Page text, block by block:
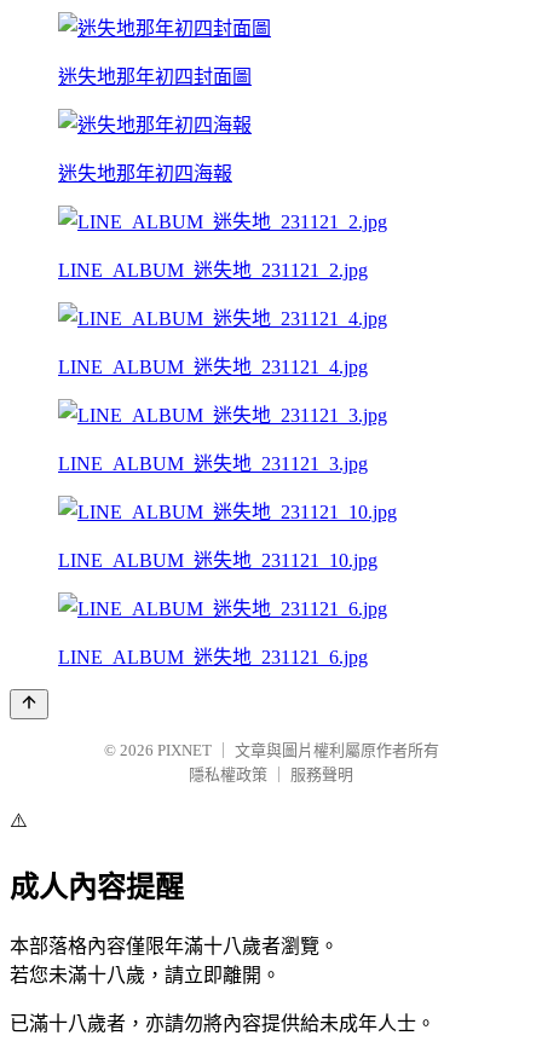
迷失地那年初四封面圖
迷失地那年初四海報
LINE_ALBUM_迷失地_231121_2.jpg
LINE_ALBUM_迷失地_231121_4.jpg
LINE_ALBUM_迷失地_231121_3.jpg
LINE_ALBUM_迷失地_231121_10.jpg
LINE_ALBUM_迷失地_231121_6.jpg
© 2026 PIXNET
文章與圖片權利屬原作者所有
隱私權政策
服務聲明
⚠️
成人內容提醒
本部落格內容僅限年滿十八歲者瀏覽。
若您未滿十八歲，請立即離開。
已滿十八歲者，亦請勿將內容提供給未成年人士。